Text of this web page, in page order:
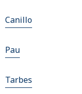
Canillo
Pau
Tarbes